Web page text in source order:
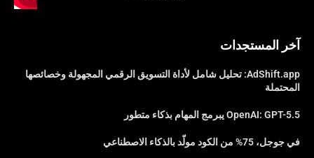
آخر المستجدات
AdShift.app: تحليل شامل لأداة التسويق الرقمي المجهولة وخصائصها
المحتملة
OpenAI: GPT-5.5 يبرمج المهام بذكاء متطور
في جوجل، 75% من الكود مولّد بالذكاء الاصطناعي